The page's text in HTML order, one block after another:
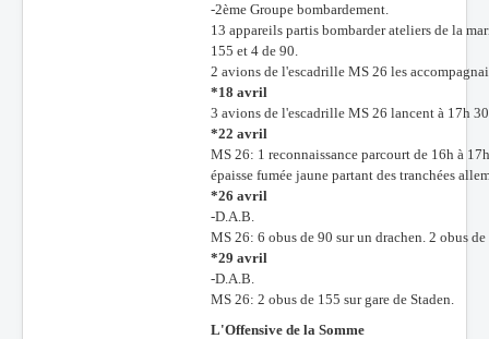
-2ème Groupe bombardement.
13 appareils partis bombarder ateliers de la
155 et 4 de 90.
2 avions de l'escadrille MS 26 les
*18 avril
3 avions de l'escadrille MS 26 lancent à 17h
*22 avril
MS 26: 1 reconnaissance parcourt de 16h à
épaisse fumée jaune partant des tranchées
*26 avril
-D.A.B.
MS 26: 6 obus de 90 sur un drachen. 2 obus de
*29 avril
-D.A.B.
MS 26: 2 obus de 155 sur gare de Staden.
L'Offensive de la Somme